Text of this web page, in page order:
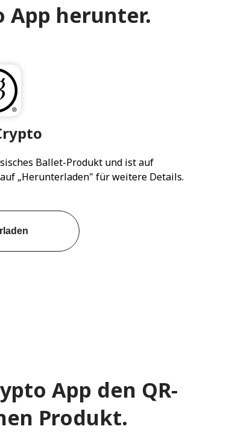
App herunter.
Ballet-Produkt und ist auf
„Herunterladen" für weitere Details.
App den QR-
Produkt.